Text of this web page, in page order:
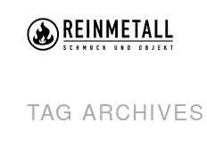
TAG